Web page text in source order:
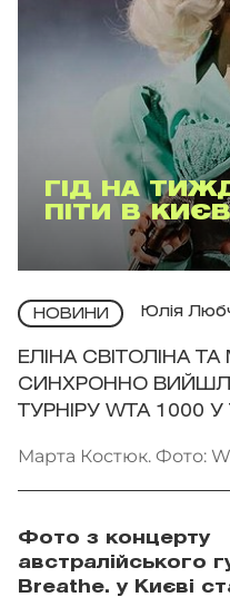
ГІД НА
ПІТИ В
НОВИНИ Юлія
ЕЛІНА СВІТОЛІНА
СИНХРОННО
ТУРНІРУ WTA
Марта Костюк. Фото:
Фото з концерту
австралійського
Breathe. у Києві